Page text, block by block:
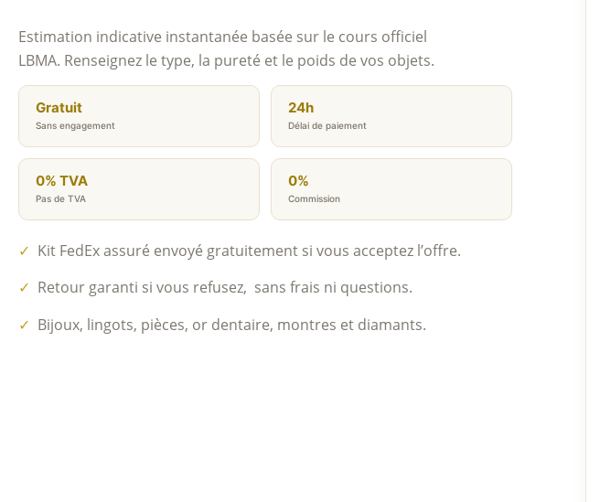
Estimation indicative instantanée basée sur le cours officiel
LBMA. Renseignez le type, la pureté et le poids de vos objets.
Gratuit
Sans engagement
24h
Délai de paiement
0% TVA
Pas de TVA
0%
Commission
✓ Kit FedEx assuré envoyé gratuitement si vous acceptez l’offre.
✓ Retour garanti si vous refusez, sans frais ni questions.
✓ Bijoux, lingots, pièces, or dentaire, montres et diamants.